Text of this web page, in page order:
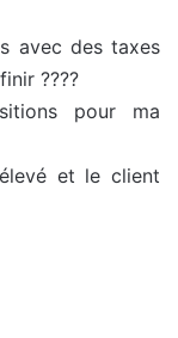
avec des taxes
????
pour ma
et le client